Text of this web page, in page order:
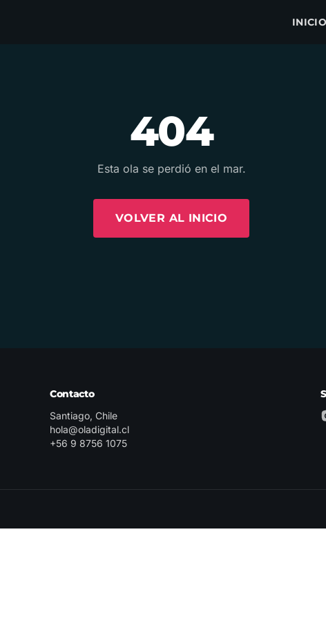
404
Esta ola se perdió en el mar.
VOLVER AL INICIO
Contacto
Santiago, Chile
hola@oladigital.cl
+56 9 8756 1075